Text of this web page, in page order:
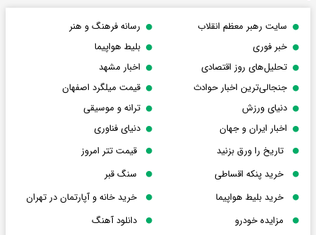
سایت رهبر معظم انقلاب
رسانه فرهنگ و هنر
خبر فوری
بلیط هواپیما
تحلیل‌های روز اقتصادی
اخبار مشهد
جنجالی‌ترین اخبار حوادث
قیمت میلگرد اصفهان
دنیای ورزش
ترانه و موسیقی
اخبار ایران و جهان
دنیای فناوری
تاریخ را ورق بزنید
قیمت تتر امروز
خرید پنکه اقساطی
سنگ قبر
خرید بلیط هواپیما
خرید خانه و آپارتمان در تهران
مزایده خودرو
دانلود آهنگ